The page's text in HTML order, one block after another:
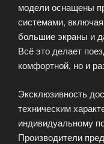
модели оснащены
системами,
большие экраны и
Всё это делает
комфортной, но и
Эксклюзивность
техническим
индивидуальному
Производители